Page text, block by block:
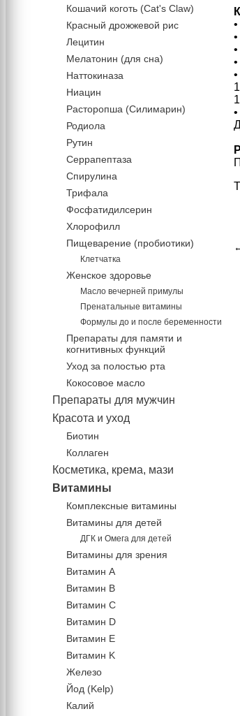
Кошачий коготь (Cat's Claw)
Красный дрожжевой рис
Лецитин
Мелатонин (для сна)
Наттокиназа
Ниацин
Расторопша (Силимарин)
Родиола
Рутин
Серрапептаза
Спирулина
Трифала
Фосфатидилсерин
Хлорофилл
Пищеварение (пробиотики)
Клетчатка
Женское здоровье
Масло вечерней примулы
Пренатальные витамины
Формулы до и после беременности
Препараты для памяти и
когнитивных функций
Уход за полостью рта
Кокосовое масло
Препараты для мужчин
Красота и уход
Биотин
Коллаген
Косметика, крема, мази
Витамины
Комплексные витамины
Витамины для детей
ДГК и Омега для детей
Витамины для зрения
Витамин А
Витамин В
Витамин C
Витамин D
Витамин Е
Витамин K
Железо
Йод (Kelp)
Калий